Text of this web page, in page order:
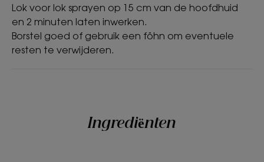
Textuur
Voordelen van de textuur
Subtiele poederachtige geur
Lok voor lok sprayen op 15 cm van de hoofdhuid
en 2 minuten laten inwerken.
Borstel goed of gebruik een föhn om eventuele
resten te verwijderen.
Ingrediënten